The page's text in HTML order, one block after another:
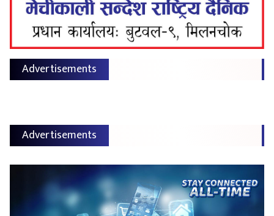
Advertisements
Advertisements